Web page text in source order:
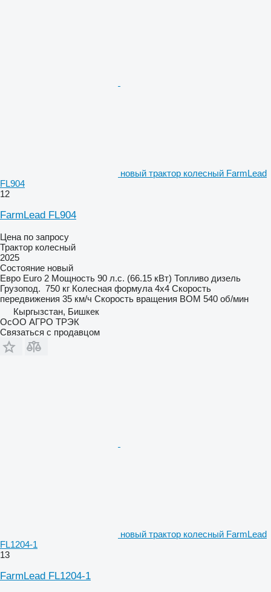
новый трактор колесный FarmLead
FL904
12
FarmLead FL904
Цена по запросу
Трактор колесный
2025
Состояние новый
Евро Euro 2 Мощность 90 л.с. (66.15 кВт) Топливо дизель
Грузопод. 750 кг Колесная формула 4x4 Скорость
передвижения 35 км/ч Скорость вращения ВОМ 540 об/мин
Кыргызстан, Бишкек
ОсОО АГРО ТРЭК
Связаться с продавцом
новый трактор колесный FarmLead
FL1204-1
13
FarmLead FL1204-1